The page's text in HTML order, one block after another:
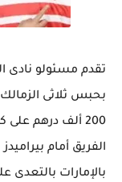
تقدم مسئولو نادى
بحبس ثلاثى
200 ألف درهم
الفريق أمام
بالإمارات بالتعدى